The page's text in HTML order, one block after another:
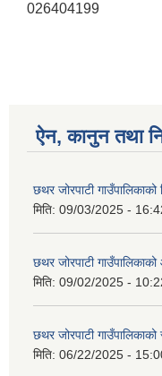
026404199
ऐन, कानुन तथा
छथर जोरपाटी
मिति: 09/03/2025 -
छथर जोरपाटी
मिति: 09/02/2025 -
छथर जोरपाटी
मिति: 06/22/2025 -